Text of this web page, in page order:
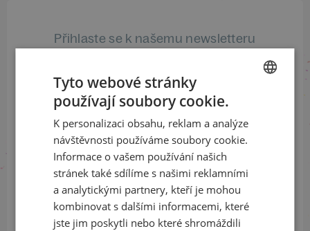
Přihlaste se k našemu newsletteru
a buďte jako první v obraze
ODEBÍRAT NEWSLETTER
Sledujte nás na sociálních sítích
LinkedIn
flickr
ENGLISH
Tyto webové stránky
používají soubory cookie.
K personalizaci obsahu, reklam a analýze
návštěvnosti používáme soubory cookie.
Informace o vašem používání našich
stránek také sdílíme s našimi reklamními
a analytickými partnery, kteří je mohou
kombinovat s dalšími informacemi, které
jste jim poskytli nebo které shromáždili